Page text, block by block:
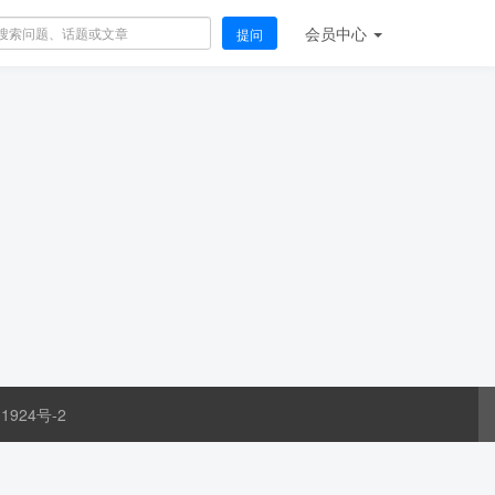
提问 会员中心
号-2